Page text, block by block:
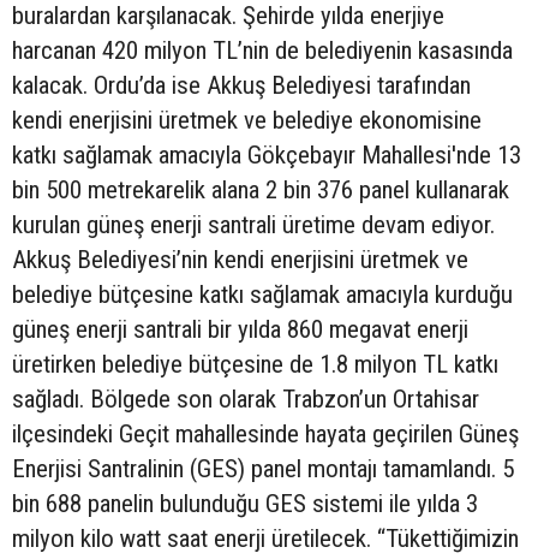
buralardan karşılanacak. Şehirde yılda enerjiye
harcanan 420 milyon TL’nin de belediyenin kasasında
kalacak. Ordu’da ise Akkuş Belediyesi tarafından
kendi enerjisini üretmek ve belediye ekonomisine
katkı sağlamak amacıyla Gökçebayır Mahallesi'nde 13
bin 500 metrekarelik alana 2 bin 376 panel kullanarak
kurulan güneş enerji santrali üretime devam ediyor.
Akkuş Belediyesi’nin kendi enerjisini üretmek ve
belediye bütçesine katkı sağlamak amacıyla kurduğu
güneş enerji santrali bir yılda 860 megavat enerji
üretirken belediye bütçesine de 1.8 milyon TL katkı
sağladı. Bölgede son olarak Trabzon’un Ortahisar
ilçesindeki Geçit mahallesinde hayata geçirilen Güneş
Enerjisi Santralinin (GES) panel montajı tamamlandı. 5
bin 688 panelin bulunduğu GES sistemi ile yılda 3
milyon kilo watt saat enerji üretilecek. “Tükettiğimizin